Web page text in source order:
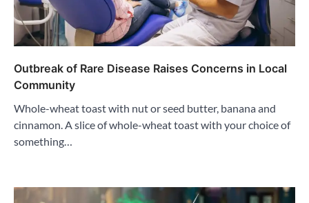
Outbreak of Rare Disease Raises Concerns in Local
Community
Whole-wheat toast with nut or seed butter, banana and
cinnamon. A slice of whole-wheat toast with your choice of
something…